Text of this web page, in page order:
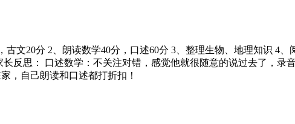
文20分 2、朗读数学40分，口述60分 3、整理生物、地理知识 4、
反思： 口述数学：不关注对错，感觉他就很随意的说过去了，录
，自己朗读和口述都打折扣！